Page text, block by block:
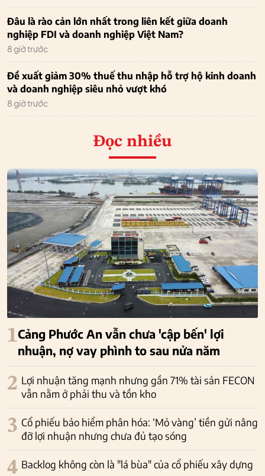
Đâu là rào cản lớn nhất trong liên kết giữa doanh
nghiệp FDI và doanh nghiệp Việt Nam?
8 giờ trước
Đề xuất giảm 30% thuế thu nhập hỗ trợ hộ kinh doanh
và doanh nghiệp siêu nhỏ vượt khó
8 giờ trước
Đọc nhiều
1Cảng Phước An vẫn chưa 'cập bến' lợi
nhuận, nợ vay phình to sau nửa năm
2 Lợi nhuận tăng mạnh nhưng gần 71% tài sản FECON
vẫn nằm ở phải thu và tồn kho
3 Cổ phiếu bảo hiểm phân hóa: ‘Mỏ vàng’ tiền gửi nâng
đỡ lợi nhuận nhưng chưa đủ tạo sóng
4 Backlog không còn là "lá bùa" của cổ phiếu xây dựng